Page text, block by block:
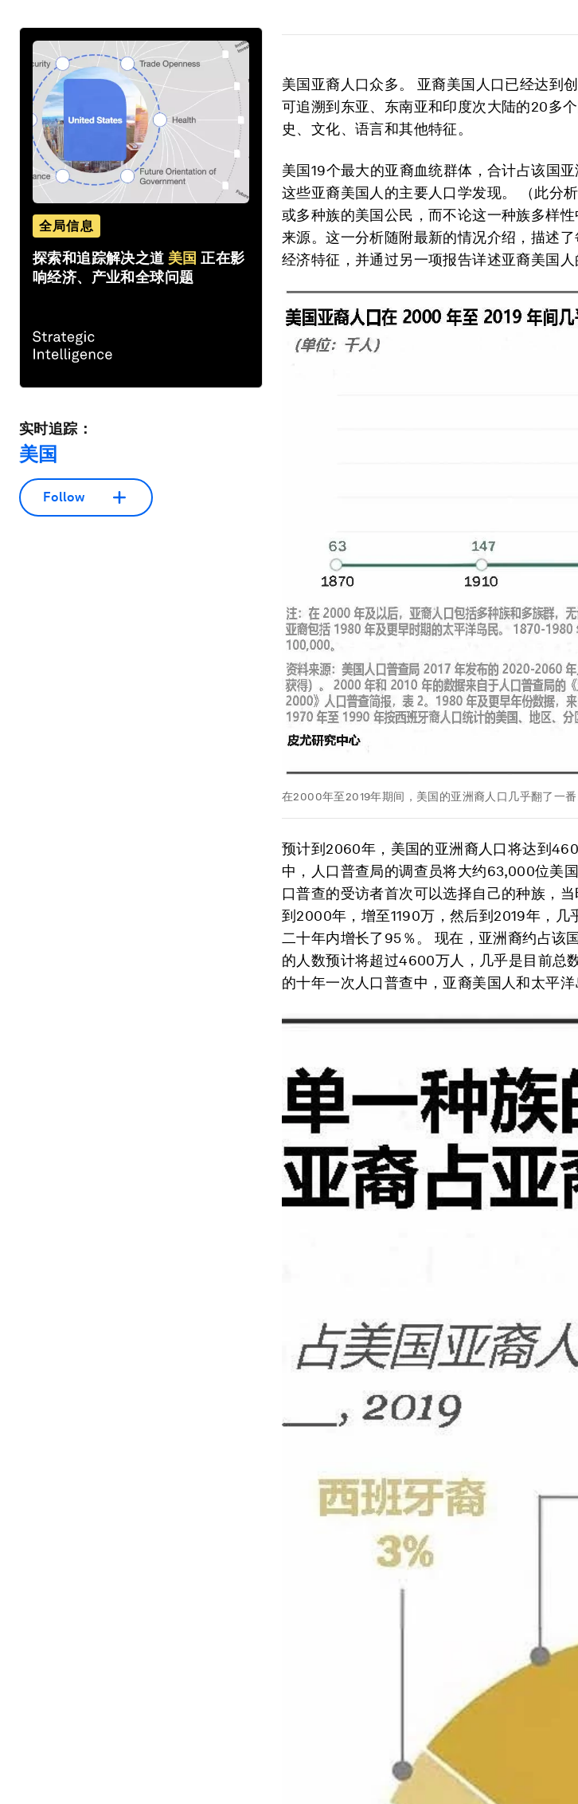
全局信息
探索和追踪解决之道 美国 正在影
响经济、产业和全球问题
实时追踪：
美国
Follow
美国亚裔人口众多。 亚裔美国人口已经达到
可追溯到东亚、东南亚和印度次大陆的20多
史、文化、语言和其他特征。
美国19个最大的亚裔血统群体，合计占该国
这些亚裔美国人的主要人口学发现。 （此分
或多种族的美国公民，而不论这一种族多样
来源。这一分析随附最新的情况介绍，描述
经济特征，并通过另一项报告详述亚裔美国人
在2000年至2019年期间，美国的亚洲裔人口几乎翻了一番
预计到2060年，美国的亚洲裔人口将达到
中，人口普查局的调查员将大约63,000位美
口普查的受访者首次可以选择自己的种族，
到2000年，增至1190万，然后到2019年，
二十年内增长了95％。 现在，亚洲裔约占该
的人数预计将超过4600万人，几乎是目前总
的十年一次人口普查中，亚裔美国人和太平洋